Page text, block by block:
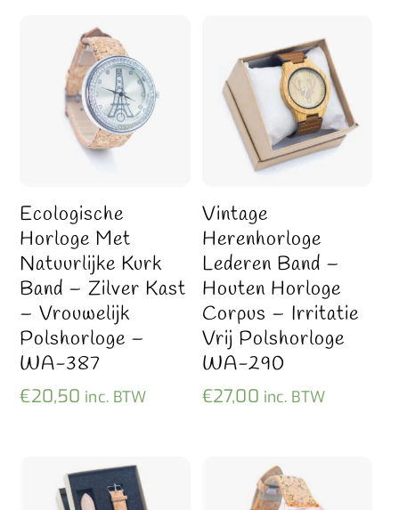
Ecologische
Horloge Met
Natuurlijke Kurk
Band – Zilver Kast
– Vrouwelijk
Polshorloge –
WA-387
€20,50 inc. BTW
Vintage
Herenhorloge
Lederen Band –
Houten Horloge
Corpus – Irritatie
Vrij Polshorloge
WA-290
€27,00 inc. BTW